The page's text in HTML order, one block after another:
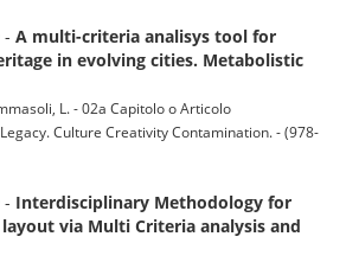
- A multi-criteria analisys tool for
in evolving cities. Metabolistic
L. - 02a Capitolo o Articolo
Culture Creativity Contamination. - (978-
- Interdisciplinary Methodology for
via Multi Criteria analysis and